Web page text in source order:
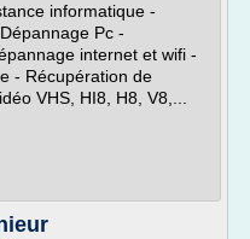
informatique -
Pc -
internet et wifi -
- Récupération de
VHS, HI8, H8, V8,...